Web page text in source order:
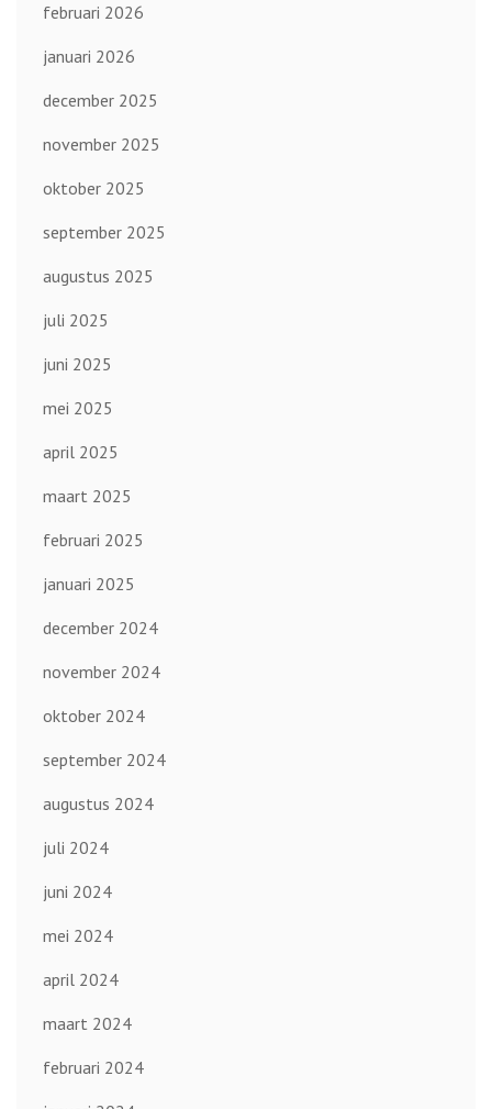
februari 2026
januari 2026
december 2025
november 2025
oktober 2025
september 2025
augustus 2025
juli 2025
juni 2025
mei 2025
april 2025
maart 2025
februari 2025
januari 2025
december 2024
november 2024
oktober 2024
september 2024
augustus 2024
juli 2024
juni 2024
mei 2024
april 2024
maart 2024
februari 2024